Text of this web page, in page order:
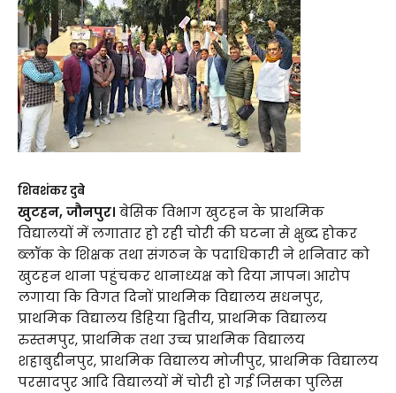
शिवशंकर दुबे
खुटहन, जौनपुर। बेसिक विभाग खुटहन के प्राथमिक
विद्यालयों में लगातार हो रही चोरी की घटना से क्षुब्द होकर
ब्लॉक के शिक्षक तथा संगठन के पदाधिकारी ने शनिवार को
खुटहन थाना पहुंचकर थानाध्यक्ष को दिया ज्ञापन। आरोप
लगाया कि विगत दिनों प्राथमिक विद्यालय सधनपुर,
प्राथमिक विद्यालय डिहिया द्वितीय, प्राथमिक विद्यालय
रुस्तमपुर, प्राथमिक तथा उच्च प्राथमिक विद्यालय
शहाबुद्दीनपुर, प्राथमिक विद्यालय मोजीपुर, प्राथमिक विद्यालय
परसादपुर आदि विद्यालयों में चोरी हो गई जिसका पुलिस